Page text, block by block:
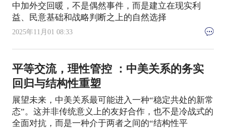
中加外交回暖，不是偶然事件，而是建立在现实利
益、民意基础和战略判断之上的自然选择
2025年11月01 08:33
平等交流，理性管控 ：中美关系的务实
回归与结构性重塑
展望未来，中美关系最可能进入一种“稳定共处的新常
态”。这并非传统意义上的友好合作，也不是冷战式的
全面对抗，而是一种介于两者之间的“结构性平